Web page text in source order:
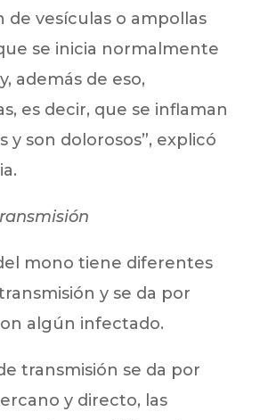
de vesículas o ampollas
se inicia normalmente
además de eso,
es decir, que se inflaman
y son dolorosos”, explicó
mono tiene diferentes
y se da por
algún infectado.
transmisión se da por
y directo, las